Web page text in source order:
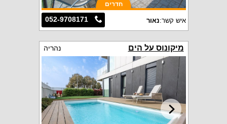
חדרים
052-9708171 איש קשר:נאור
מיקונוס על הים נהריה